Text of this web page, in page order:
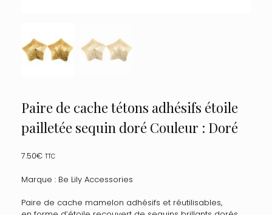
Paire de cache tétons adhésifs étoile
pailletée sequin doré Couleur : Doré
7.50€ TTC
Marque : Be Lily Accessories
Paire de cache mamelon adhésifs et réutilisables,